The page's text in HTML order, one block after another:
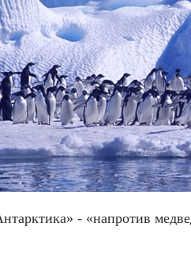
- «напротив